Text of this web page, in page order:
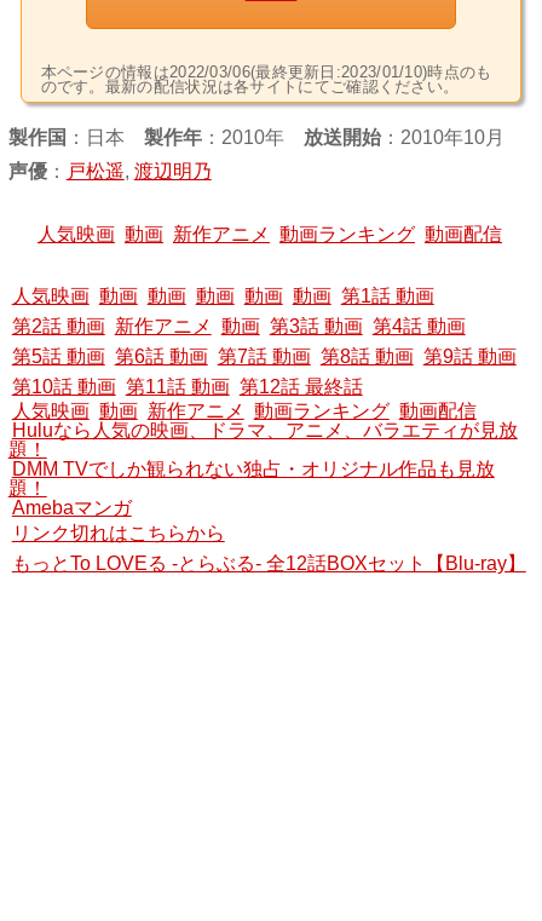
本ページの情報は2022/03/06(最終更新日:2023/01/10)時点のも
のです。最新の配信状況は各サイトにてご確認ください。
製作国 ： 日本 製作年：2010年 放送開始：2010年10月
声優： 戸松遥, 渡辺明乃
人気映画 動画 新作アニメ 動画ランキング 動画配信
人気映画 動画 動画 動画 動画 動画 第1話 動画
第2話 動画 新作アニメ 動画 第3話 動画 第4話 動画
第5話 動画 第6話 動画 第7話 動画 第8話 動画 第9話 動画
第10話 動画 第11話 動画 第12話 最終話
人気映画 動画 新作アニメ 動画ランキング 動画配信
Huluなら人気の映画、ドラマ、アニメ、バラエティが見放
題！
DMM TVでしか観られない独占・オリジナル作品も見放
題！
Amebaマンガ
リンク切れはこちらから
もっとTo LOVEる -とらぶる- 全12話BOXセット【Blu-ray】